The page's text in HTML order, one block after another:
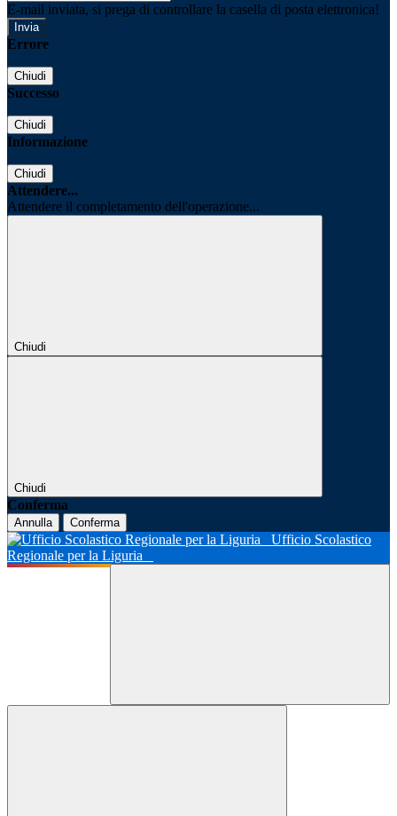
E-mail inviata, si prega di controllare la casella di posta elettronica!
Errore
Chiudi
Successo
Chiudi
Informazione
Chiudi
Attendere...
Attendere il completamento dell'operazione...
Chiudi
Chiudi
Conferma
Annulla Conferma
Ufficio Scolastico
Regionale per la Liguria